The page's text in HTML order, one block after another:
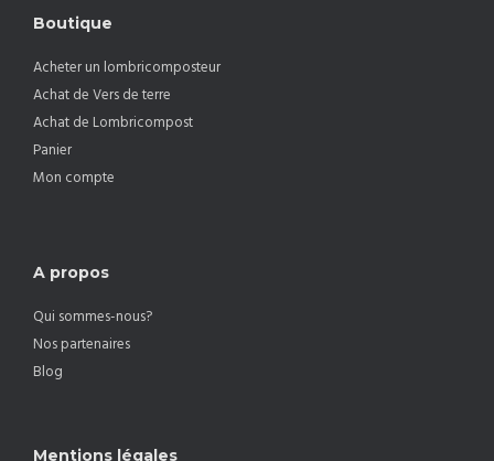
Boutique
Acheter un lombricomposteur
Achat de Vers de terre
Achat de Lombricompost
Panier
Mon compte
A propos
Qui sommes-nous?
Nos partenaires
Blog
Mentions légales